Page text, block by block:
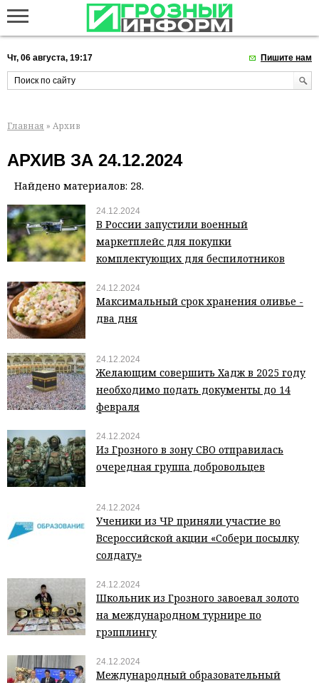
Чт, 06 августа, 19:17 Пишите нам
Главная » Архив
АРХИВ ЗА 24.12.2024
Найдено материалов: 28.
24.12.2024
В России запустили военный
маркетплейс для покупки
комплектующих для беспилотников
24.12.2024
Максимальный срок хранения оливье -
два дня
24.12.2024
Желающим совершить Хадж в 2025 году
необходимо подать документы до 14
февраля
24.12.2024
Из Грозного в зону СВО отправилась
очередная группа добровольцев
24.12.2024
Ученики из ЧР приняли участие во
Всероссийской акции «Собери посылку
солдату»
24.12.2024
Школьник из Грозного завоевал золото
на международном турнире по
грэпплингу
24.12.2024
Международный образовательный